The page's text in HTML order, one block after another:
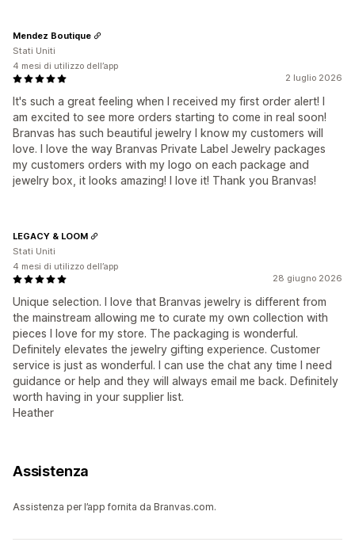
2 luglio 2026
It's such a great feeling when I received my first order alert! I
am excited to see more orders starting to come in real soon!
Branvas has such beautiful jewelry I know my customers will
love. I love the way Branvas Private Label Jewelry packages
my customers orders with my logo on each package and
jewelry box, it looks amazing! I love it! Thank you Branvas!
Mendez Boutique
Stati Uniti
4 mesi di utilizzo dell’app
28 giugno 2026
Unique selection. I love that Branvas jewelry is different from
the mainstream allowing me to curate my own collection with
pieces I love for my store. The packaging is wonderful.
Definitely elevates the jewelry gifting experience. Customer
service is just as wonderful. I can use the chat any time I need
guidance or help and they will always email me back. Definitely
worth having in your supplier list.
Heather
LEGACY & LOOM
Stati Uniti
4 mesi di utilizzo dell’app
Assistenza
Assistenza per l’app fornita da Branvas.com.